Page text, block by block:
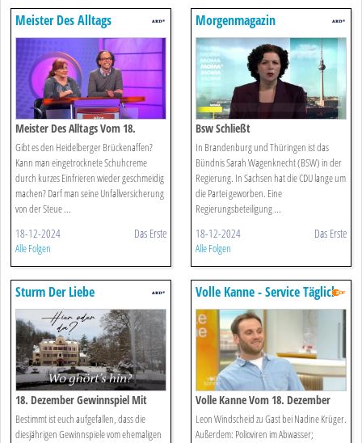
Meister Des Alltags
Meister Des Alltags Vom 18.
Dezember 2024
Gibt es den Heidelberger Brückenaffen?
Kann man eingetrocknete Schuhcreme
durch kurzes Einfrieren wieder geschmeidig
machen? Darf man seine Unfallversicherung
von der Steue ...
18-12-2024 Das Erste
Alle Folgen
Morgenmagazin
Bsw Schließt
Regierungsbeteiligung Im Bund
Nicht Aus
In Brandenburg und Thüringen ist das
Bündnis Sarah Wagenknecht (BSW) in der
Regierung. In Sachsen hat die CDU lange um
die Partei geworben. Eine
Regierungsbeteiligung ...
18-12-2024 Das Erste
Alle Folgen
Sturm Der Liebe
18. Dezember Gewinnspiel Mit
Elias Reichert
Bestimmt ist euch aufgefallen, dass die
diesjährigen Gewinnspiele vom ehemaligen
Volle Kanne - Service Täglich
Volle Kanne Vom 18. Dezember
2024
Leon Windscheid zu Gast bei Nadine Krüger.
Außerdem: Polioviren im Abwasser;